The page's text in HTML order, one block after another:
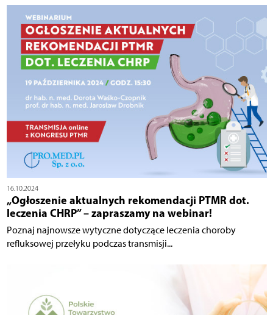
16.10.2024
„Ogłoszenie aktualnych rekomendacji PTMR dot.
leczenia CHRP” – zapraszamy na webinar!
Poznaj najnowsze wytyczne dotyczące leczenia choroby
refluksowej przełyku podczas transmisji...